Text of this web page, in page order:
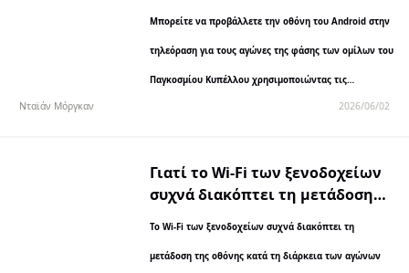
τηλεόραση κατά τη διάρκεια
των αγώνων της φάσης των
ομίλων του Παγκοσμίου
Μπορείτε να προβάλλετε την οθόνη του Android στην
τηλεόραση για τους αγώνες της φάσης των ομίλων του
Παγκοσμίου Κυπέλλου χρησιμοποιώντας τις
ενσωματωμένες λειτουργίες Cast, Smart View, το
1001 TVs,…
Νταϊάν Μόργκαν 2026/06/02
Γιατί το Wi-Fi των ξενοδοχείων
συχνά διακόπτει τη μετάδοση
των αγώνων του Παγκοσμίου
Κυπέλλου
Το Wi-Fi των ξενοδοχείων συχνά διακόπτει τη
μετάδοση της οθόνης κατά τη διάρκεια των αγώνων